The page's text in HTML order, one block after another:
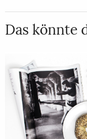
Das könnte